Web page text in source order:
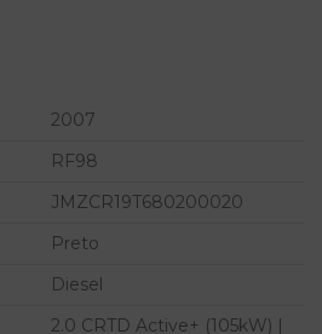
2007
RF98
JMZCR19T680200020
Preto
Diesel
2.0 CRTD Active+ (105kW) |